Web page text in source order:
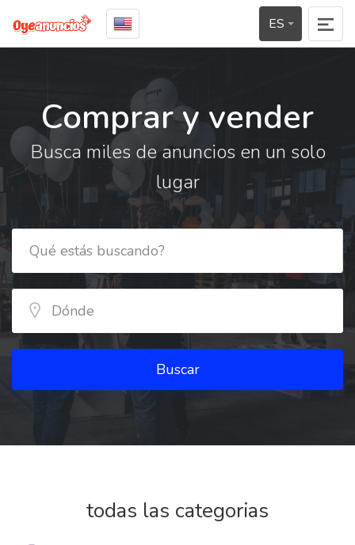
ES
Comprar y vender
Busca miles de anuncios en un solo
lugar
Buscar
todas las categorias